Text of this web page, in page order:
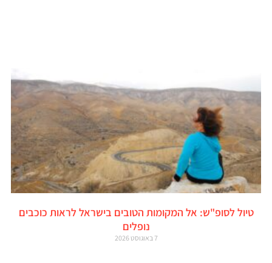
טיול לסופ"ש: אל המקומות הטובים בישראל לראות כוכבים
נופלים
7 באוגוסט 2026